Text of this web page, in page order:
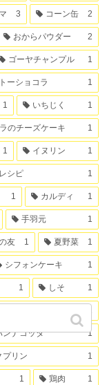
3 コーン缶 2
おからパウダー 2
ゴーヤチャンプル 1
ーショコラ 1
1 いちじく 1
のチーズケーキ 1
1 イヌリン 1
シピ 1
1 カルディ 1
手羽元 1
友 1 夏野菜 1
シフォンケーキ 1
1 しそ 1
ンナコッタ 1
プリン 1
1 鶏肉 1